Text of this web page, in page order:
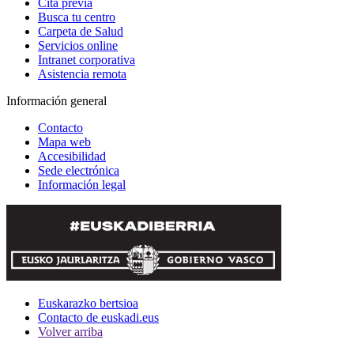
Cita previa
Busca tu centro
Carpeta de Salud
Servicios online
Intranet corporativa
Asistencia remota
Información general
Contacto
Mapa web
Accesibilidad
Sede electrónica
Información legal
Euskarazko bertsioa
Contacto de euskadi.eus
Volver arriba